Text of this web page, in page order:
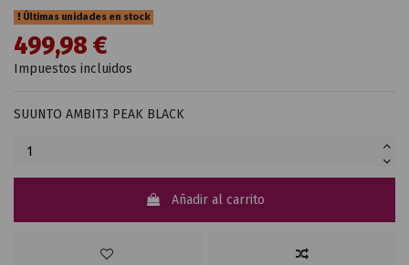
Últimas unidades en stock
499,98 €
Impuestos incluidos
SUUNTO AMBIT3 PEAK BLACK
Añadir al carrito